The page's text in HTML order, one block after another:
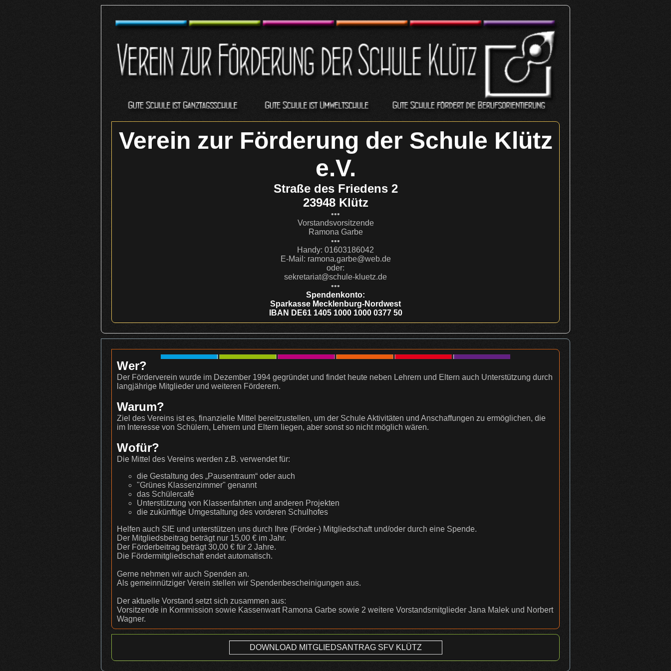
Verein zur Förderung der Schule Klütz
e.V.
Straße des Friedens 2
23948 Klütz
•••
Vorstandsvorsitzende
Ramona Garbe
•••
Handy: 01603186042
E-Mail: ramona.garbe@web.de
oder:
sekretariat@schule-kluetz.de
•••
Spendenkonto:
Sparkasse Mecklenburg-Nordwest
IBAN DE61 1405 1000 1000 0377 50
Wer?
Der Förderverein wurde im Dezember 1994 gegründet und findet heute neben Lehrern und Eltern auch Unterstützung durch
langjährige Mitglieder und weiteren Förderern.
Warum?
Ziel des Vereins ist es, finanzielle Mittel bereitzustellen, um der Schule Aktivitäten und Anschaffungen zu ermöglichen, die
im Interesse von Schülern, Lehrern und Eltern liegen, aber sonst so nicht möglich wären.
Wofür?
Die Mittel des Vereins werden z.B. verwendet für:
die Gestaltung des „Pausentraum“ oder auch
"Grünes Klassenzimmer" genannt
das Schülercafé
Unterstützung von Klassenfahrten und anderen Projekten
die zukünftige Umgestaltung des vorderen Schulhofes
Helfen auch SIE und unterstützen uns durch Ihre (Förder-) Mitgliedschaft und/oder durch eine Spende.
Der Mitgliedsbeitrag beträgt nur 15,00 € im Jahr.
Der Förderbeitrag beträgt 30,00 € für 2 Jahre.
Die Fördermitgliedschaft endet automatisch.
Gerne nehmen wir auch Spenden an.
Als gemeinnütziger Verein stellen wir Spendenbescheinigungen aus.
Der aktuelle Vorstand setzt sich zusammen aus:
Vorsitzende in Kommission sowie Kassenwart Ramona Garbe sowie 2 weitere Vorstandsmitglieder Jana Malek und Norbert
Wagner.
DOWNLOAD MITGLIEDSANTRAG SFV KLÜTZ